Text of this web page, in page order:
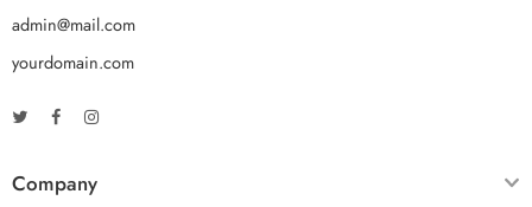
admin@mail.com
yourdomain.com
Company